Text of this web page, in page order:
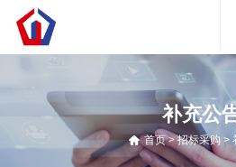
补充公
首页>招标采购>